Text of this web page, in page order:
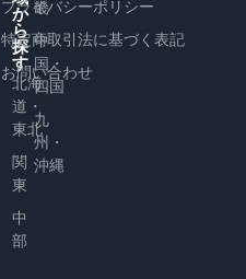
か
ら
探
す
北海
道・
東北
関
東
中
部
畿
中
国・
四国
九
州・
沖縄
プライバシーポリシー
特定商取引法に基づく表記
お問い合わせ